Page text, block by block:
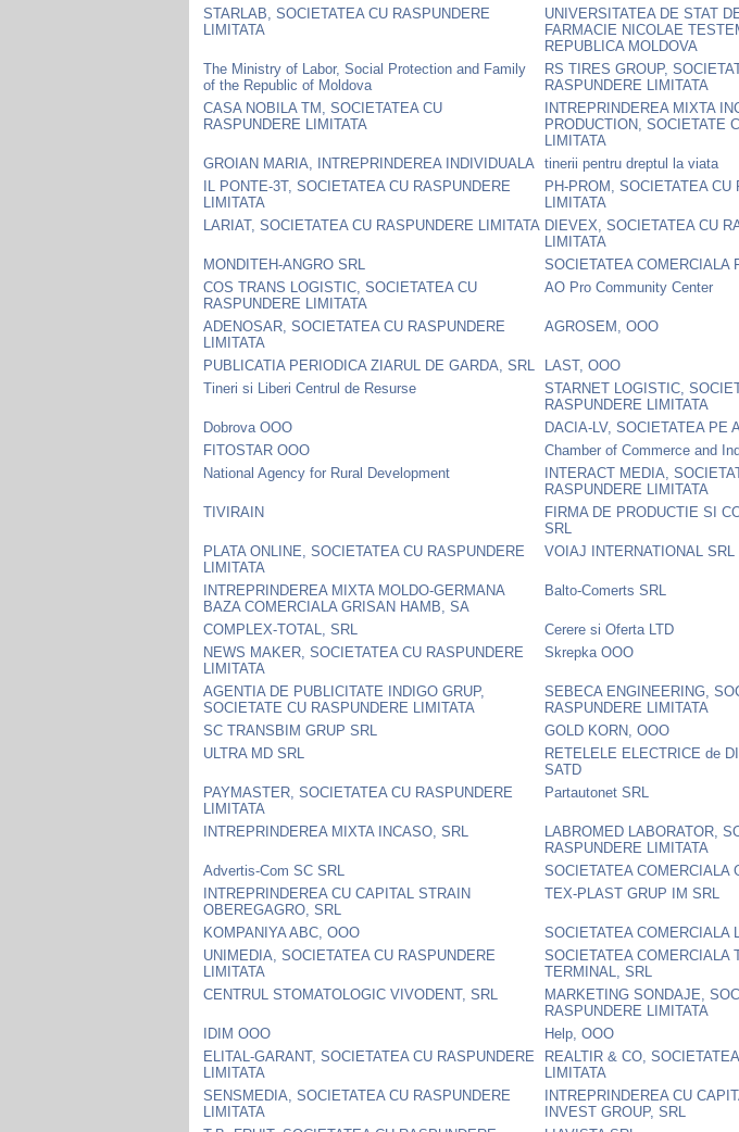
STARLAB, SOCIETATEA CU RASPUNDERE
LIMITATA
UNIVERSITATEA DE STAT
FARMACIE NICOLAE
REPUBLICA MOLDOVA
The Ministry of Labor, Social Protection and Family
of the Republic of Moldova
RS TIRES GROUP,
RASPUNDERE LIMITATA
CASA NOBILA TM, SOCIETATEA CU
RASPUNDERE LIMITATA
INTREPRINDEREA MIXTA
PRODUCTION, SOCIETATE
LIMITATA
GROIAN MARIA, INTREPRINDEREA INDIVIDUALA
tinerii pentru dreptul la viata
IL PONTE-3T, SOCIETATEA CU RASPUNDERE
LIMITATA
PH-PROM, SOCIETATEA CU
LIMITATA
LARIAT, SOCIETATEA CU RASPUNDERE LIMITATA DIEVEX, SOCIETATEA CU
LIMITATA
MONDITEH-ANGRO SRL
SOCIETATEA COMERCIALA
COS TRANS LOGISTIC, SOCIETATEA CU
RASPUNDERE LIMITATA
AO Pro Community Center
ADENOSAR, SOCIETATEA CU RASPUNDERE
LIMITATA
AGROSEM, OOO
PUBLICATIA PERIODICA ZIARUL DE GARDA, SRL
LAST, OOO
Tineri si Liberi Centrul de Resurse
STARNET LOGISTIC,
RASPUNDERE LIMITATA
Dobrova OOO
DACIA-LV, SOCIETATEA PE
FITOSTAR OOO
Chamber of Commerce and
National Agency for Rural Development
INTERACT MEDIA,
RASPUNDERE LIMITATA
TIVIRAIN
FIRMA DE PRODUCTIE SI
SRL
PLATA ONLINE, SOCIETATEA CU RASPUNDERE
LIMITATA
VOIAJ INTERNATIONAL SRL
INTREPRINDEREA MIXTA MOLDO-GERMANA
BAZA COMERCIALA GRISAN HAMB, SA
Balto-Comerts SRL
COMPLEX-TOTAL, SRL
Cerere si Oferta LTD
NEWS MAKER, SOCIETATEA CU RASPUNDERE
LIMITATA
Skrepka OOO
AGENTIA DE PUBLICITATE INDIGO GRUP,
SOCIETATE CU RASPUNDERE LIMITATA
SEBECA ENGINEERING,
RASPUNDERE LIMITATA
SC TRANSBIM GRUP SRL
GOLD KORN, OOO
ULTRA MD SRL
RETELELE ELECTRICE de
SATD
PAYMASTER, SOCIETATEA CU RASPUNDERE
LIMITATA
Partautonet SRL
INTREPRINDEREA MIXTA INCASO, SRL
LABROMED LABORATOR,
RASPUNDERE LIMITATA
Advertis-Com SC SRL
SOCIETATEA COMERCIALA
INTREPRINDEREA CU CAPITAL STRAIN
OBEREGAGRO, SRL
TEX-PLAST GRUP IM SRL
KOMPANIYA ABC, OOO
SOCIETATEA COMERCIALA
UNIMEDIA, SOCIETATEA CU RASPUNDERE
LIMITATA
SOCIETATEA COMERCIALA
TERMINAL, SRL
CENTRUL STOMATOLOGIC VIVODENT, SRL
MARKETING SONDAJE,
RASPUNDERE LIMITATA
IDIM OOO
Help, OOO
ELITAL-GARANT, SOCIETATEA CU RASPUNDERE
LIMITATA
REALTIR & CO,
LIMITATA
SENSMEDIA, SOCIETATEA CU RASPUNDERE
LIMITATA
INTREPRINDEREA CU
INVEST GROUP, SRL